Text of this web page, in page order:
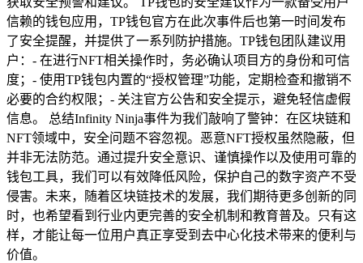
信赖的钱包应用，TP钱包官方在此次事件后也第一时间发布
了安全提醒，并提供了一系列防护措施。TP钱包团队建议用
户：- 在进行NFT相关操作时，务必确认项目方的身份和可信
度；- 使用TP钱包内置的“授权管理”功能，定期检查和撤销不
必要的合约权限；- 关注官方公告和安全提示，避免轻信虚假
信息。 总结Infinity Ninja事件为我们敲响了警钟：在区块链和
NFT领域中，安全问题不容忽视。恶意NFT授权虽然隐蔽，但
并非无法防范。通过提升安全意识、谨慎操作以及使用可靠的
钱包工具，我们可以有效降低风险，保护自己的数字资产不受
侵害。未来，随着区块链技术的发展，我们期待更多创新的同
时，也希望看到行业内更完善的安全机制和教育普及。只有这
样，才能让每一位用户真正享受到去中心化技术带来的便利与
价值。